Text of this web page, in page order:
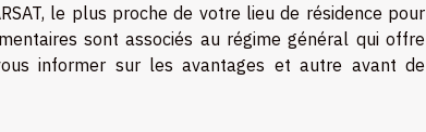
le plus proche de votre lieu de résidence pour
sont associés au régime général qui offre
informer sur les avantages et autre avant de